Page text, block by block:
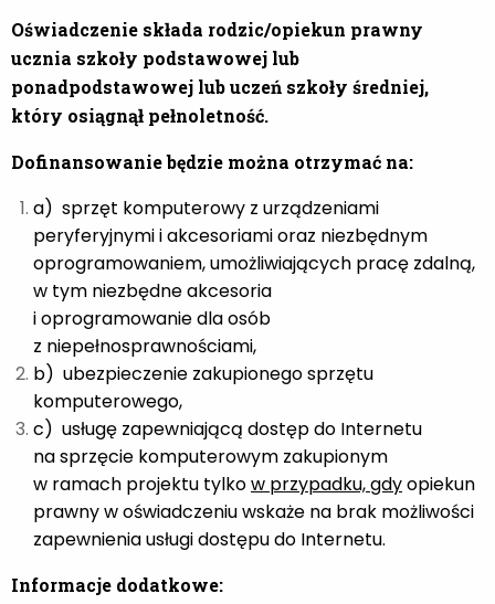
Oświadczenie składa rodzic/opiekun prawny
ucznia szkoły podstawowej lub
ponadpodstawowej lub uczeń szkoły średniej,
który osiągnął pełnoletność.
Dofinansowanie będzie można otrzymać na:
a) sprzęt komputerowy z urządzeniami
peryferyjnymi i akcesoriami oraz niezbędnym
oprogramowaniem, umożliwiających pracę zdalną,
w tym niezbędne akcesoria
i oprogramowanie dla osób
z niepełnosprawnościami,
b) ubezpieczenie zakupionego sprzętu
komputerowego,
c) usługę zapewniającą dostęp do Internetu
na sprzęcie komputerowym zakupionym
w ramach projektu tylkow przypadku, gdyopiekun
prawny w oświadczeniu wskaże na brak możliwości
zapewnienia usługi dostępu do Internetu.
Informacje dodatkowe: